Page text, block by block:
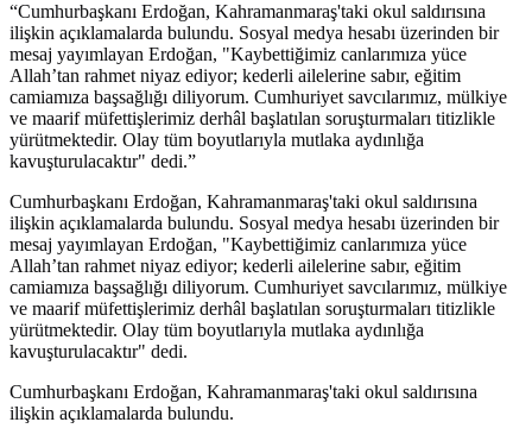
“Cumhurbaşkanı Erdoğan, Kahramanmaraş'taki okul saldırısına
ilişkin açıklamalarda bulundu. Sosyal medya hesabı üzerinden bir
mesaj yayımlayan Erdoğan, "Kaybettiğimiz canlarımıza yüce
Allah’tan rahmet niyaz ediyor; kederli ailelerine sabır, eğitim
camiamıza başsağlığı diliyorum. Cumhuriyet savcılarımız, mülkiye
ve maarif müfettişlerimiz derhâl başlatılan soruşturmaları titizlikle
yürütmektedir. Olay tüm boyutlarıyla mutlaka aydınlığa
kavuşturulacaktır" dedi.”
Cumhurbaşkanı Erdoğan, Kahramanmaraş'taki okul saldırısına
ilişkin açıklamalarda bulundu. Sosyal medya hesabı üzerinden bir
mesaj yayımlayan Erdoğan, "Kaybettiğimiz canlarımıza yüce
Allah’tan rahmet niyaz ediyor; kederli ailelerine sabır, eğitim
camiamıza başsağlığı diliyorum. Cumhuriyet savcılarımız, mülkiye
ve maarif müfettişlerimiz derhâl başlatılan soruşturmaları titizlikle
yürütmektedir. Olay tüm boyutlarıyla mutlaka aydınlığa
kavuşturulacaktır" dedi.
Cumhurbaşkanı Erdoğan, Kahramanmaraş'taki okul saldırısına
ilişkin açıklamalarda bulundu.